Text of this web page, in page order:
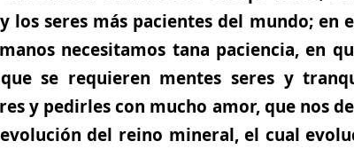
los seres más pacientes del mundo; en
necesitamos tana paciencia, en
se requieren mentes seres y
y pedirles con mucho amor, que nos
del reino mineral, el cual